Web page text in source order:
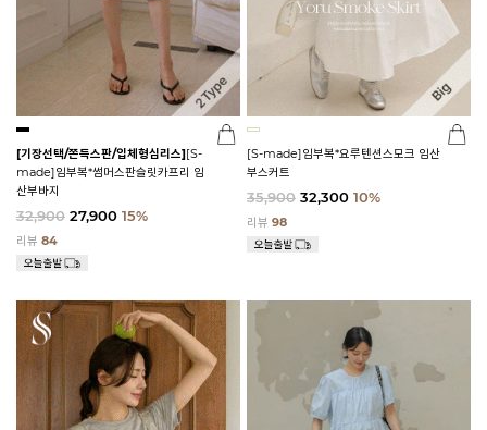
[기장선택/쫀득스판/입체형심리스][S-
made]임부복*썸머스판슬릿카프리 임
산부바지
32,900 27,900 15%
리뷰 84
[S-made]임부복*요루텐션스모크 임산
부스커트
35,900 32,300 10%
리뷰 98